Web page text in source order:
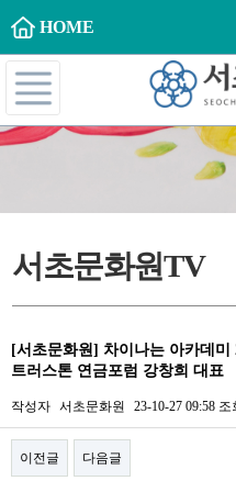
HOME
서초문화원TV
[서초문화원] 차이나는 아카데
트러스톤 연금포럼 강창희 대표
작성자 서초문화원 23-10-27 09:58 조
이전글 다음글